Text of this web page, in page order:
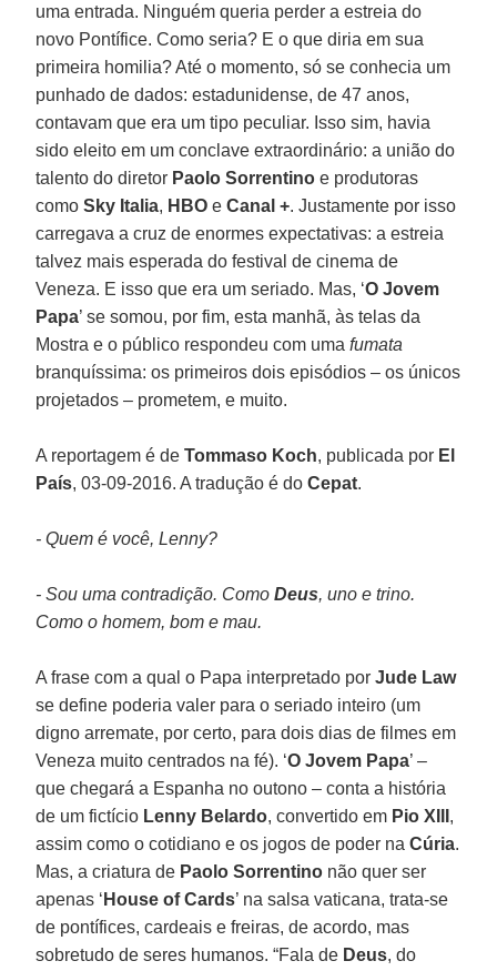
uma entrada. Ninguém queria perder a estreia do
novo Pontífice. Como seria? E o que diria em sua
primeira homilia? Até o momento, só se conhecia um
punhado de dados: estadunidense, de 47 anos,
contavam que era um tipo peculiar. Isso sim, havia
sido eleito em um conclave extraordinário: a união do
talento do diretor Paolo Sorrentino e produtoras
comoSky Italia, HBO eCanal +. Justamente por isso
carregava a cruz de enormes expectativas: a estreia
talvez mais esperada do festival de cinema de
Veneza. E isso que era um seriado. Mas, ‘O Jovem
Papa’ se somou, por fim, esta manhã, às telas da
Mostra e o público respondeu com umafumata
branquíssima: os primeiros dois episódios – os únicos
projetados – prometem, e muito.
A reportagem é deTommaso Koch, publicada por El
País, 03-09-2016. A tradução é doCepat.
- Quem é você, Lenny?
- Sou uma contradição. ComoDeus, uno e trino.
Como o homem, bom e mau.
A frase com a qual o Papa interpretado porJude Law
se define poderia valer para o seriado inteiro (um
digno arremate, por certo, para dois dias de filmes em
Veneza muito centrados na fé). ‘O Jovem Papa’ –
que chegará a Espanha no outono – conta a história
de um fictício Lenny Belardo, convertido em Pio XIII ,
assim como o cotidiano e os jogos de poder naCúria.
Mas, a criatura de Paolo Sorrentino não quer ser
apenas ‘ House of Cards’ na salsa vaticana, trata-se
de pontífices, cardeais e freiras, de acordo, mas
sobretudo de seres humanos. “Fala de Deus, do